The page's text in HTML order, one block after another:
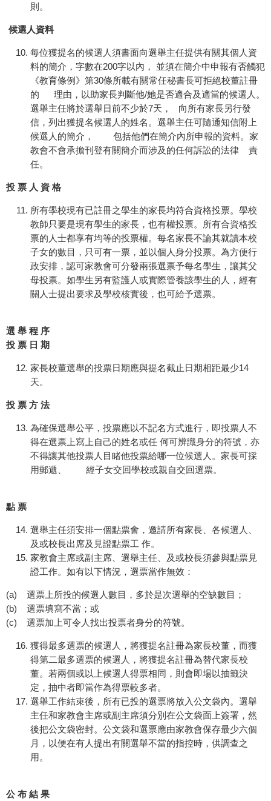
則。
候選人資料
每位獲提名的候選人須書面向選舉主任提供有關其個人資
料的簡介，字數在200字以內， 並須在簡介中申報有否觸犯
《教育條例》第30條所載有關常任秘書長可拒絕校董註冊
的 理由，以助家長判斷他/她是否適合及適當的候選人。
選舉主任將於選舉日前不少於7天， 向所有家長另行發
信，列出獲提名候選人的姓名。選舉主任可隨通知信附上
候選人的簡介， 包括他們在簡介內所申報的資料。家
教會不會承擔刊登有關簡介而涉及的任何訴訟的法律 責
任。
投 票 人 資 格
所有學校現有已註冊之學生的家長均符合資格投票。學校
教師只要是現有學生的家長，也有權投票。所有合資格投
票的人士都享有均等的投票權。每名家長不論其就讀本校
子女的數目，只可有一票，並以個人身分投票。為方便行
政安排，認可家教會可分發兩張選票予每名學生，讓其父
母投票。如學生另有監護人或實際管養該學生的人，經有
關人士提出要求及學校核實後，也可給予選票。
選 舉 程 序
投 票 日 期
家長校董選舉的投票日期應與提名截止日期相距最少14
天。
投 票 方 法
為確保選舉公平，投票應以不記名方式進行，即投票人不
得在選票上寫上自己的姓名或任 何可辨識身分的符號，亦
不得讓其他投票人目睹他投票給哪一位候選人。家長可採
用郵遞、 經子女交回學校或親自交回選票。
點 票
選舉主任須安排一個點票會，邀請所有家長、各候選人、
及或校長出席及見證點票工 作。
家教會主席或副主席、選舉主任、及或校長須參與點票見
證工作。如有以下情況，選票當作無效：
(a) 選票上所投的候選人數目，多於是次選舉的空缺數目；
(b) 選票填寫不當；或
(c) 選票加上可令人找出投票者身分的符號。
獲得最多選票的候選人，將獲提名註冊為家長校董，而獲
得第二最多選票的候選人，將獲提名註冊為替代家長校
董。若兩個或以上候選人得票相同，則會即場以抽籤決
定，抽中者即當作為得票較多者。
選舉工作結束後，所有已投的選票將放入公文袋內。選舉
主任和家教會主席或副主席須分別在公文袋面上簽署，然
後把公文袋密封。公文袋和選票應由家教會保存最少六個
月，以便在有人提出有關選舉不當的指控時，供調查之
用。
公 布 結 果